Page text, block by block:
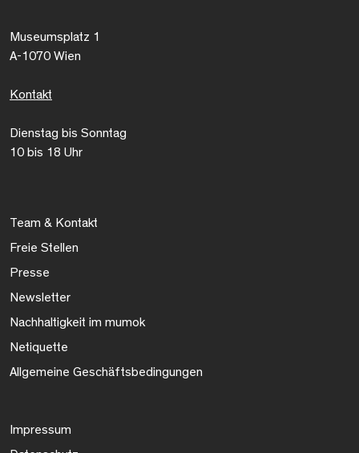
Museumsplatz 1
A-1070 Wien
Kontakt
Dienstag bis Sonntag
10 bis 18 Uhr
Team & Kontakt
Freie Stellen
Presse
Newsletter
Nachhaltigkeit im mumok
Netiquette
Allgemeine Geschäftsbedingungen
Impressum